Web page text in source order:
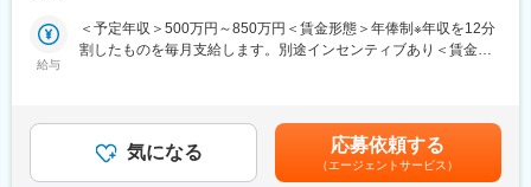
MRとしての経験を積んだ後のキャリアパスとしましては、「別の
プロジェクトに参加して、幅広く経験値を高める」「プロジェク
変更の範囲：会社の定める業務
PJT期間は1年～3年で、MRの資格・経験をお持ちの方であればご
活躍いただけます。
域を変えてのPJT打診も可能です。また、無期雇用派遣となるた
め、ＰＪＴの期間外もベース給与は保証いたします。
給与
＜予定年収＞500万円～850万円＜賃金形態＞年俸制※年収を12分
割したものを毎月支給します。別途インセンティブあり＜賃金内
円（12分割）（一律手当を含む）＜昇給有無＞有＜残業手当＞有
＜給与補足＞※面接を通して、ご経験やスキルにより当社規定に基
づき決定いたします。■昇給、インセンティブあり■モデル年収：
気になる 応募依頼する
（エージェントサービス）